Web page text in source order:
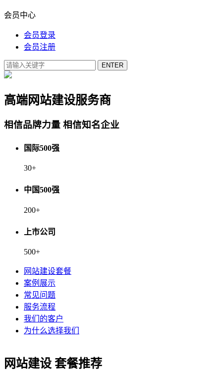
会员中心
会员登录
会员注册
高端网站建设服务商
相信品牌力量 相信知名企业
国际500强
30+
中国500强
200+
上市公司
500+
网站建设套餐
案例展示
常见问题
服务流程
我们的客户
为什么选择我们
网站建设 套餐推荐